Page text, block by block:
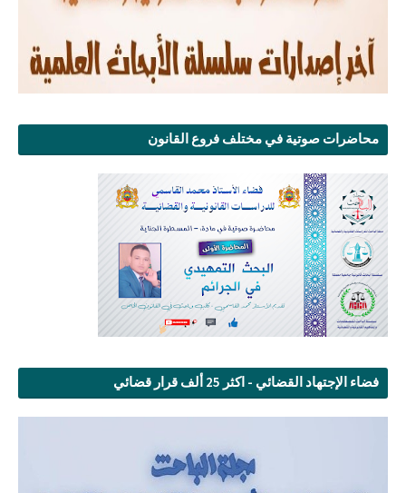
محاضرات صوتية في مختلف فروع القانون
فضاء الإجتهاد القضائي - اكثر 25 ألف قرار قضائي